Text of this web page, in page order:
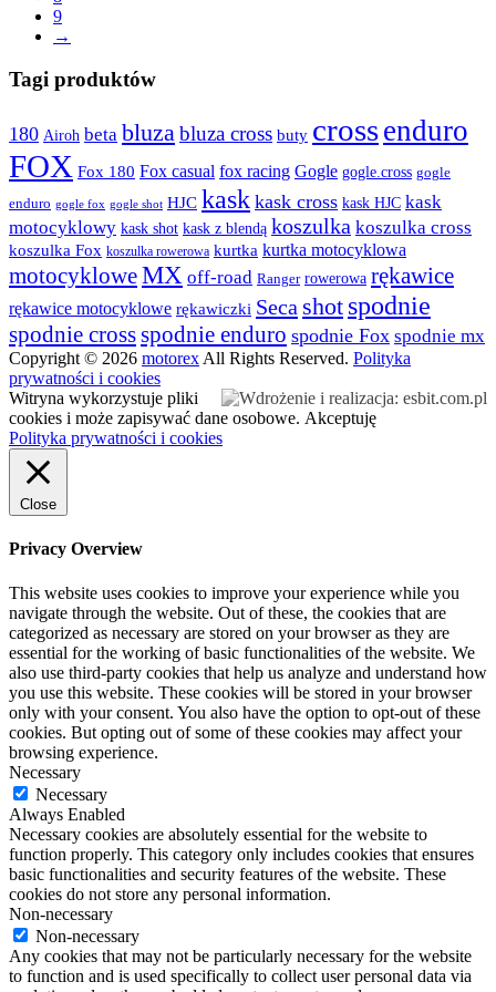
9
→
Tagi produktów
180 Airoh beta bluzabluza cross buty crossenduro
FOX Fox 180 Fox casual fox racing Gogle gogle.cross gogle
enduro gogle fox gogle shot HJC kask kask cross kask HJC kask
motocyklowy kask shot kask z blendą koszulka koszulka cross
koszulka Fox koszulka rowerowa kurtka kurtka motocyklowa
motocykloweMX off-road Ranger rowerowa rękawice
rękawice motocyklowe rękawiczki Seca shot spodnie
spodnie crossspodnie enduro spodnie Fox spodnie mx
Copyright © 2026 motorex All Rights Reserved. Polityka
prywatności i cookies
Witryna wykorzystuje pliki
cookies i może zapisywać dane osobowe. Akceptuję
Polityka prywatności i cookies
Close
Privacy Overview
This website uses cookies to improve your experience while you
navigate through the website. Out of these, the cookies that are
categorized as necessary are stored on your browser as they are
essential for the working of basic functionalities of the website. We
also use third-party cookies that help us analyze and understand how
you use this website. These cookies will be stored in your browser
only with your consent. You also have the option to opt-out of these
cookies. But opting out of some of these cookies may affect your
browsing experience.
Necessary
Necessary
Always Enabled
Necessary cookies are absolutely essential for the website to
function properly. This category only includes cookies that ensures
basic functionalities and security features of the website. These
cookies do not store any personal information.
Non-necessary
Non-necessary
Any cookies that may not be particularly necessary for the website
to function and is used specifically to collect user personal data via